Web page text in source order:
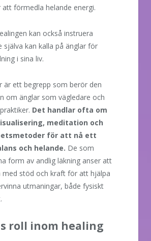
förmedla helande energi.
kan också instruera
själva kan kalla på änglar för
i sina liv.
är ett begrepp som berör den
om änglar som vägledare och
Det handlar ofta om
meditation och
för att nå ett
och helande. De som
form av andlig läkning anser att
med stöd och kraft för att hjälpa
utmaningar, både fysiskt
roll inom healing